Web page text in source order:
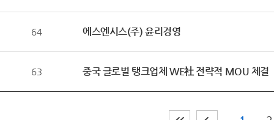
64 에스엔시스(주) 윤리경영
63 중국 글로벌 탱크업체 WE社 전략적 MOU 체결